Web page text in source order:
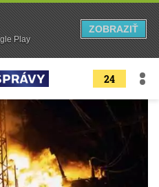
24
Play
ZOBRAZIŤ